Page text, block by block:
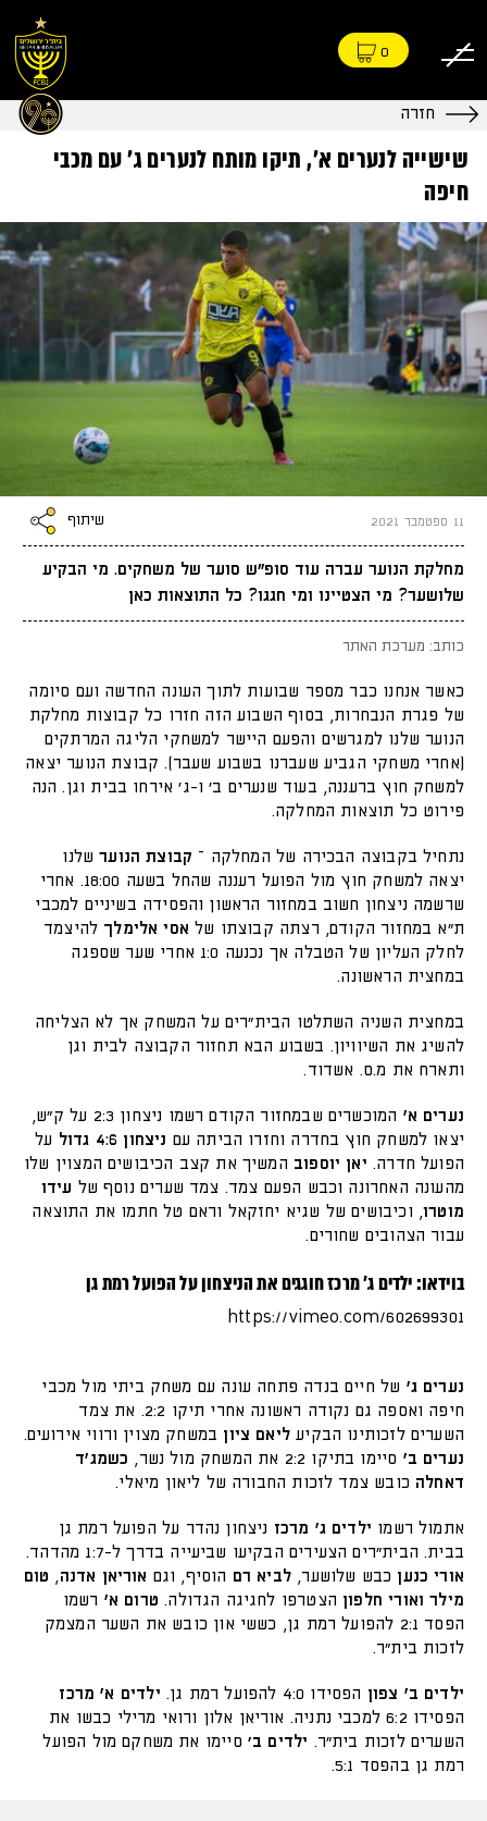
0
חזרה
שישייה לנערים א', תיקו מותח לנערים ג' עם מכבי
חיפה
11 ספטמבר 2021 שיתוף
מחלקת הנוער עברה עוד סופ"ש סוער של משחקים. מי הבקיע
שלושער? מי הצטיינו ומי חגגו? כל התוצאות כאן
כותב: מערכת האתר
כאשר אנחנו כבר מספר שבועות לתוך העונה החדשה ועם סיומה
של פגרת הנבחרות, בסוף השבוע הזה חזרו כל קבוצות מחלקת
הנוער שלנו למגרשים והפעם היישר למשחקי הליגה המרתקים
(אחרי משחקי הגביע שעברנו בשבוע שעבר). קבוצת הנוער יצאה
למשחק חוץ ברעננה, בעוד שנערים ב׳ ו-ג׳ אירחו בבית וגן. הנה
פירוט כל תוצאות המחלקה.
נתחיל בקבוצה הבכירה של המחלקה – קבוצת הנוערשלנו
יצאה למשחק חוץ מול הפועל רעננה שהחל בשעה 18:00. אחרי
שרשמה ניצחון חשוב במחזור הראשון והפסידה בשיניים למכבי
ת״א במחזור הקודם, רצתה קבוצתו של אסי אלימלך להיצמד
לחלק העליון של הטבלה אך נכנעה 1:0 אחרי שער שספגה
במחצית הראשונה.
במחצית השניה השתלטו הבית״רים על המשחק אך לא הצליחה
להשיג את השיוויון. בשבוע הבא תחזור הקבוצה לבית וגן
ותארח את מ.ס. אשדוד.
נערים א'
המוכשרים שבמחזור הקודם רשמו ניצחון 2:3 על ק״ש,
יצאו למשחק חוץ בחדרה וחזרו הביתה עם ניצחון 4:6 גדול
על
הפועל חדרה. יאן יוספוב המשיך את קצב הכיבושים המצוין שלו
מהעונה האחרונה וכבש הפעם צמד. צמד שערים נוסף של עידו
מוטרו, וכיבושים של שגיא יחזקאל וראם טל חתמו את התוצאה
עבור הצהובים שחורים.
בוידאו: ילדים ג׳ מרכז חוגגים את הניצחון על הפועל רמת גן
https://vimeo.com/602699301
נערים ג' של חיים בנדה פתחה עונה עם משחק ביתי מול מכבי
חיפה ואספה גם נקודה ראשונה אחרי תיקו 2:2. את צמד
השערים לזכותינו הבקיע ליאם ציון במשחק מצוין ורווי אירועים.
נערים ב' סיימו בתיקו 2:2 את המשחק מול נשר,
כשמג'ד
דאחלה כובש צמד לזכות החבורה של ליאון מיאלי.
אתמול רשמו ילדים ג' מרכז ניצחון נהדר על הפועל רמת גן
בבית. הבית"רים הצעירים הבקיעו שביעייה בדרך ל-1:7 מהדהד.
אורי כנען כבש שלושער, לביא רם הוסיף, וגם אוריאן אדנה, טום
מילר ואורי חלפון הצטרפו לחגיגה הגדולה. טרום א' רשמו
הפסד 2:1 להפועל רמת גן, כששי און כובש את השער המצמק
לזכות בית״ר.
ילדים ב' צפון הפסידו 4:0 להפועל רמת גן. ילדים א' מרכז
הפסידו 6:2 למכבי נתניה. אוריאן אלון ורואי מרילי כבשו את
השערים לזכות בית"ר. ילדים ב׳ סיימו את משחקם מול הפועל
רמת גן בהפסד 5:1.